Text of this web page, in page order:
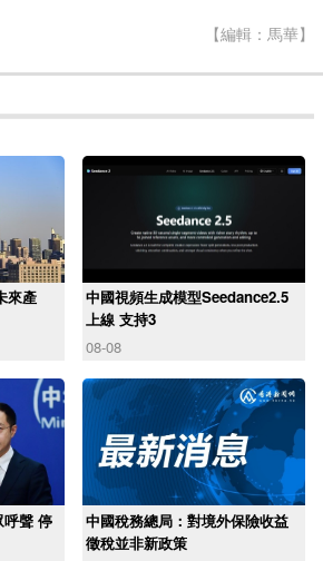
【編輯：馬華】
來產
中國視頻生成模型Seedance2.5
上線 支持3
08-08
呼聲 停
中國稅務總局：對境外保險收益
徵稅並非新政策